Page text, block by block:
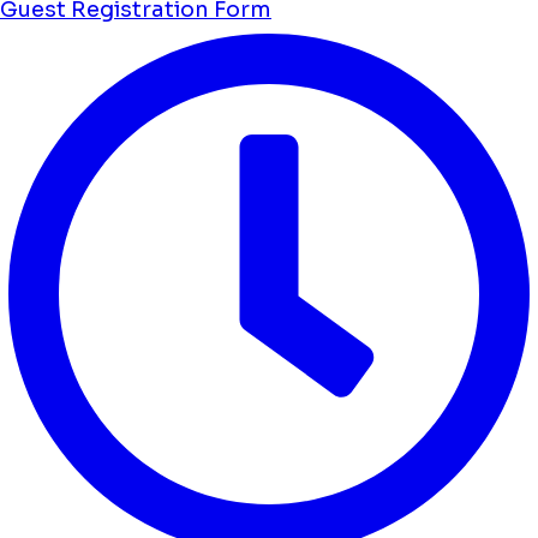
Guest Registration Form